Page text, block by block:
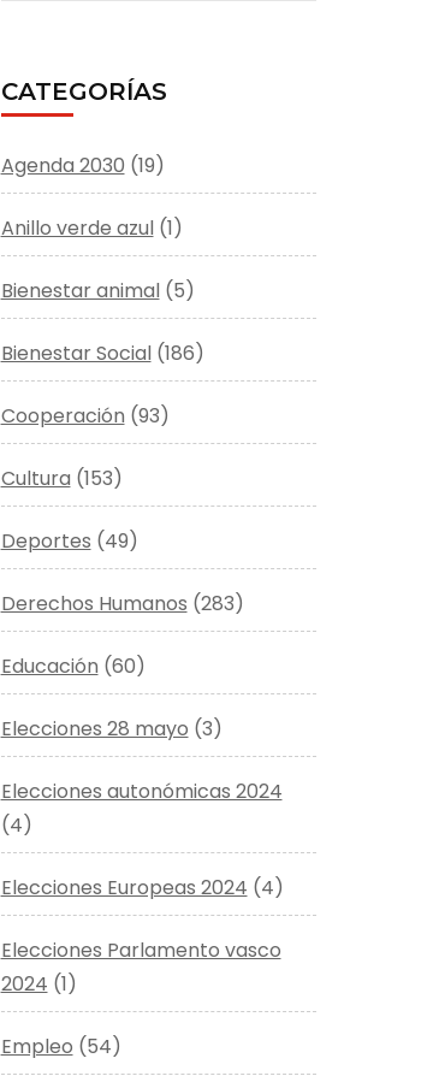
CATEGORÍAS
Agenda 2030 (19)
Anillo verde azul(1)
Bienestar animal(5)
Bienestar Social(186)
Cooperación (93)
Cultura (153)
Deportes (49)
Derechos Humanos (283)
Educación (60)
Elecciones 28 mayo (3)
Elecciones autonómicas 2024
(4)
Elecciones Europeas 2024 (4)
Elecciones Parlamento vasco
2024 (1)
Empleo (54)